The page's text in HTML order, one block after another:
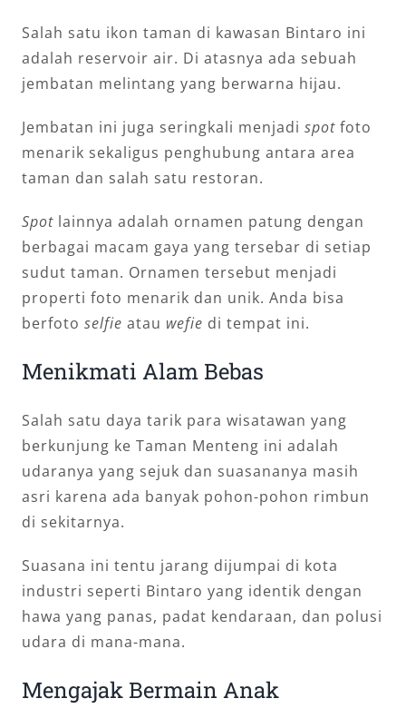
Salah satu ikon taman di kawasan Bintaro ini
adalah reservoir air. Di atasnya ada sebuah
jembatan melintang yang berwarna hijau.
Jembatan ini juga seringkali menjadi spot foto
menarik sekaligus penghubung antara area
taman dan salah satu restoran.
Spot lainnya adalah ornamen patung dengan
berbagai macam gaya yang tersebar di setiap
sudut taman. Ornamen tersebut menjadi
properti foto menarik dan unik. Anda bisa
berfoto selfie atau wefie di tempat ini.
Menikmati Alam Bebas
Salah satu daya tarik para wisatawan yang
berkunjung ke Taman Menteng ini adalah
udaranya yang sejuk dan suasananya masih
asri karena ada banyak pohon-pohon rimbun
di sekitarnya.
Suasana ini tentu jarang dijumpai di kota
industri seperti Bintaro yang identik dengan
hawa yang panas, padat kendaraan, dan polusi
udara di mana-mana.
Mengajak Bermain Anak